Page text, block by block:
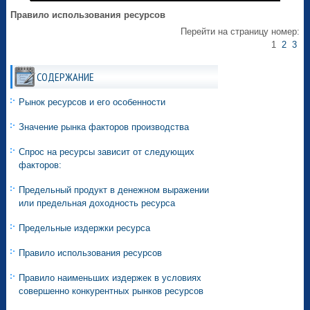
Правило использования ресурсов
Перейти на страницу номер:
1 2 3
СОДЕРЖАНИЕ
Рынок ресурсов и его особенности
Значение рынка факторов производства
Спрос на ресурсы зависит от следующих
факторов:
Предельный продукт в денежном выражении
или предельная доходность ресурса
Предельные издержки ресурса
Правило использования ресурсов
Правило наименьших издержек в условиях
совершенно конкурентных рынков ресурсов